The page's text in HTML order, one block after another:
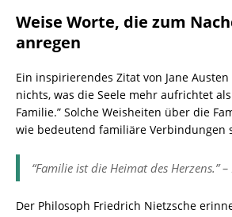
Weise Worte, die zum
anregen
Ein inspirierendes Zitat von Jane Austen
nichts, was die Seele mehr aufrichtet
Familie.” Solche Weisheiten über die
wie bedeutend familiäre Verbindungen
“Familie ist die Heimat des Herzens.”
Der Philosoph Friedrich Nietzsche